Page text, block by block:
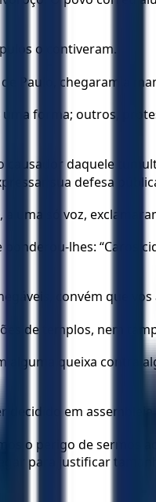
o contiveram.
Paulo, chegaram a
uma forma; outros,
daquele
sua defesa
uma só voz,
lhes:
convém que
de templos, nem
alguma queixa
decidido em
o perigo de
para justificar